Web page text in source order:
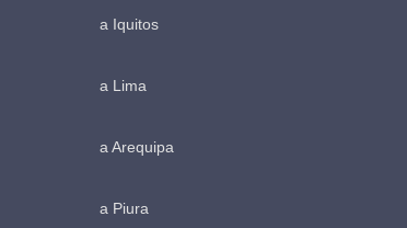
a Iquitos
a Lima
a Arequipa
a Piura